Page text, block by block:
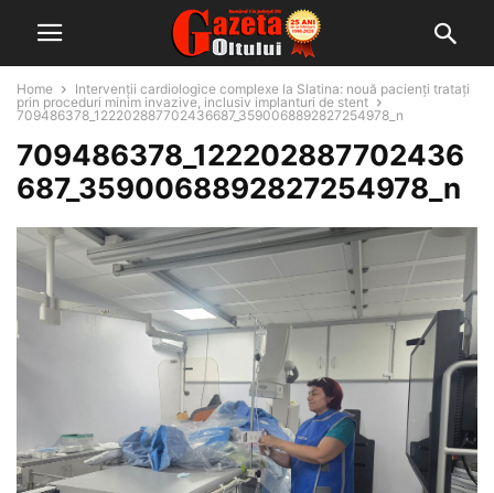
Home
Intervenții cardiologice complexe la Slatina: nouă pacienți tratați
prin proceduri minim invazive, inclusiv implanturi de stent
709486378_122202887702436687_3590068892827254978_n
709486378_122202887702436
687_3590068892827254978_n